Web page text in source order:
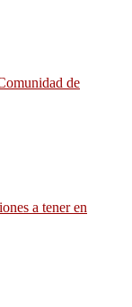
de
a tener en